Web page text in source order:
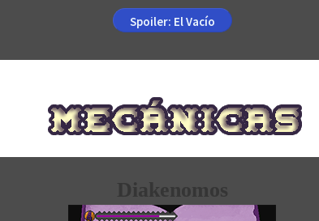
Spoiler: El Vacío
Diakenomos